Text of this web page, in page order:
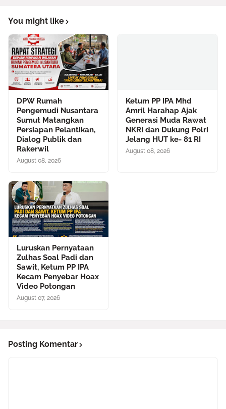
You might like
DPW Rumah
Pengemudi Nusantara
Sumut Matangkan
Persiapan Pelantikan,
Dialog Publik dan
Rakerwil
August 08, 2026
Ketum PP IPA Mhd
Amril Harahap Ajak
Generasi Muda Rawat
NKRI dan Dukung Polri
Jelang HUT ke- 81 RI
August 08, 2026
Luruskan Pernyataan
Zulhas Soal Padi dan
Sawit, Ketum PP IPA
Kecam Penyebar Hoax
Video Potongan
August 07, 2026
Posting Komentar